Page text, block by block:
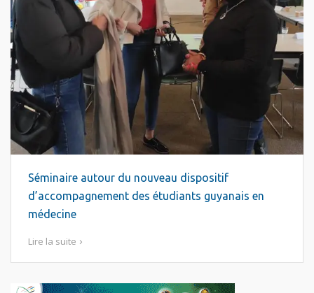
Séminaire autour du nouveau dispositif
d’accompagnement des étudiants guyanais en
médecine
Lire la suite